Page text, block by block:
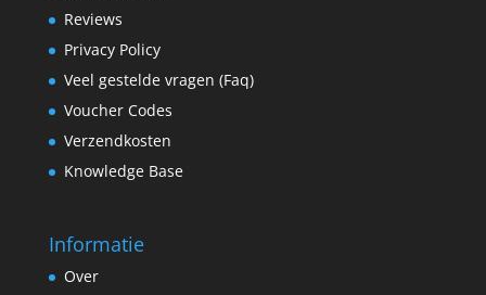
Reviews
Privacy Policy
Veel gestelde vragen (Faq)
Voucher Codes
Verzendkosten
Knowledge Base
Informatie
Over